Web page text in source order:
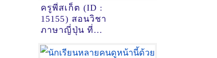
ครูพี่สเก็ต (ID :
15155) สอนวิชา
ภาษาญี่ปุ่น ที่